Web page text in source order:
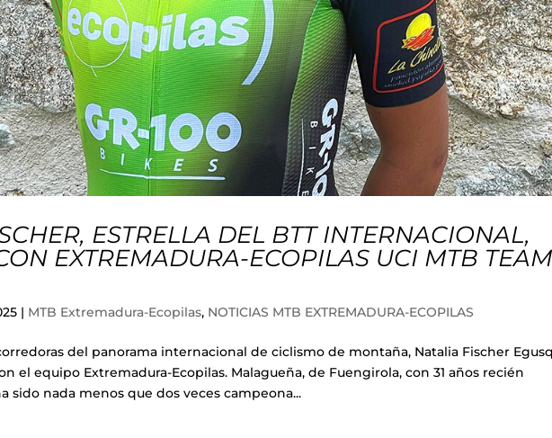
ESTRELLA DEL BTT INTERNACIONAL,
EXTREMADURA-ECOPILAS UCI MTB
| MTB Extremadura-Ecopilas, NOTICIAS MTB EXTREMADURA-ECOPILAS
del panorama internacional de ciclismo de montaña, Natalia Fischer
el equipo Extremadura-Ecopilas. Malagueña, de Fuengirola, con 31 años recién
sido nada menos que dos veces campeona...